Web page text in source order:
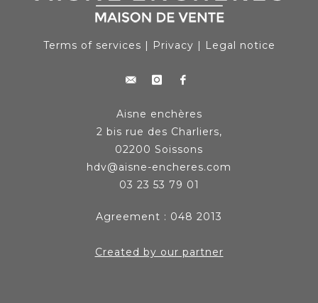
Terms of services | Privacy | Legal notice
Aisne enchères
2 bis rue des Charliers,
02200 Soissons
hdv@aisne-encheres.com
03 23 53 79 01
Agreement : 048 2013
Created by our partner